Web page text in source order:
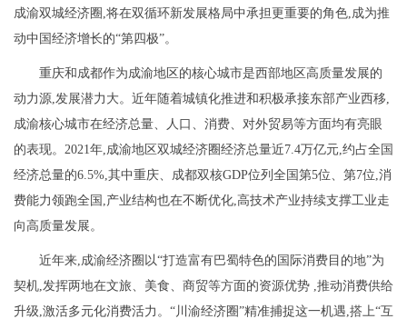
成渝双城经济圈,将在双循环新发展格局中承担更重要的角色,成为推
动中国经济增长的“第四极”。
重庆和成都作为成渝地区的核心城市是西部地区高质量发展的
动力源,发展潜力大。近年随着城镇化推进和积极承接东部产业西移,
成渝核心城市在经济总量、人口、消费、对外贸易等方面均有亮眼
的表现。2021年,成渝地区双城经济圈经济总量近7.4万亿元,约占全国
经济总量的6.5%,其中重庆、成都双核GDP位列全国第5位、第7位,消
费能力领跑全国,产业结构也在不断优化,高技术产业持续支撑工业走
向高质量发展。
近年来,成渝经济圈以“打造富有巴蜀特色的国际消费目的地”为
契机,发挥两地在文旅、美食、商贸等方面的资源优势 ,推动消费供给
升级,激活多元化消费活力。“川渝经济圈”精准捕捉这一机遇,搭上“互